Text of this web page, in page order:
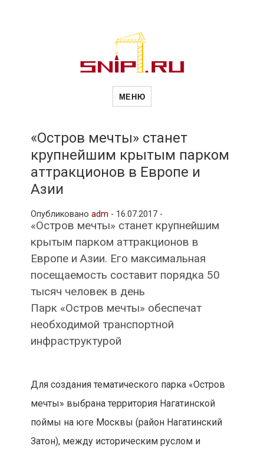
Новости
и
МЕНЮ
«Остров мечты» станет
крупнейшим крытым парком
аттракционов в Европе и
Азии
Опубликовано adm - 16.07.2017 -
«Остров мечты» станет крупнейшим
крытым парком аттракционов в
Европе и Азии. Его максимальная
посещаемость составит порядка 50
тысяч человек в день
Парк «Остров мечты» обеспечат
необходимой транспортной
инфраструктурой
Для создания тематического парка «Остров
мечты» выбрана территория Нагатинской
поймы на юге Москвы (район Нагатинский
Затон), между историческим руслом и